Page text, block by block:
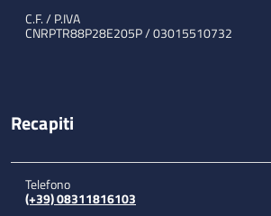
C.F. / P.IVA
CNRPTR88P28E205P / 03015510732
Recapiti
Telefono
(+39) 08311816103